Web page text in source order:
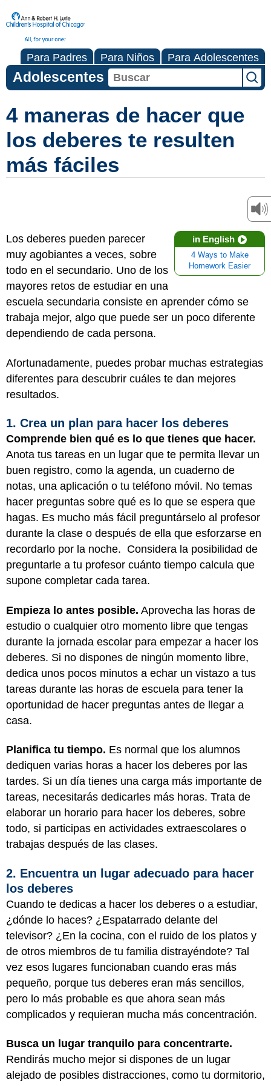
Para Padres Para Niños Para Adolescentes
Adolescentes
4 maneras de hacer que
los deberes te resulten
más fáciles
in English
4 Ways to Make
Homework Easier
Los deberes pueden parecer
muy agobiantes a veces, sobre
todo en el secundario. Uno de los
mayores retos de estudiar en una
escuela secundaria consiste en aprender cómo se
trabaja mejor, algo que puede ser un poco diferente
dependiendo de cada persona.
Afortunadamente, puedes probar muchas estrategias
diferentes para descubrir cuáles te dan mejores
resultados.
1. Crea un plan para hacer los deberes
Comprende bien qué es lo que tienes que hacer.
Anota tus tareas en un lugar que te permita llevar un
buen registro, como la agenda, un cuaderno de
notas, una aplicación o tu teléfono móvil. No temas
hacer preguntas sobre qué es lo que se espera que
hagas. Es mucho más fácil preguntárselo al profesor
durante la clase o después de ella que esforzarse en
recordarlo por la noche. Considera la posibilidad de
preguntarle a tu profesor cuánto tiempo calcula que
supone completar cada tarea.
Empieza lo antes posible. Aprovecha las horas de
estudio o cualquier otro momento libre que tengas
durante la jornada escolar para empezar a hacer los
deberes. Si no dispones de ningún momento libre,
dedica unos pocos minutos a echar un vistazo a tus
tareas durante las horas de escuela para tener la
oportunidad de hacer preguntas antes de llegar a
casa.
Planifica tu tiempo. Es normal que los alumnos
dediquen varias horas a hacer los deberes por las
tardes. Si un día tienes una carga más importante de
tareas, necesitarás dedicarles más horas. Trata de
elaborar un horario para hacer los deberes, sobre
todo, si participas en actividades extraescolares o
trabajas después de las clases.
2. Encuentra un lugar adecuado para hacer
los deberes
Cuando te dedicas a hacer los deberes o a estudiar,
¿dónde lo haces? ¿Espatarrado delante del
televisor? ¿En la cocina, con el ruido de los platos y
de otros miembros de tu familia distrayéndote? Tal
vez esos lugares funcionaban cuando eras más
pequeño, porque tus deberes eran más sencillos,
pero lo más probable es que ahora sean más
complicados y requieran mucha más concentración.
Busca un lugar tranquilo para concentrarte.
Rendirás mucho mejor si dispones de un lugar
alejado de posibles distracciones, como tu dormitorio,